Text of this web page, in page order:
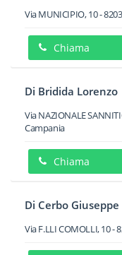
Via MUNICIPIO, 10-
Chiama
Di Bridida Lorenzo
Via NAZIONALE
Campania
Chiama
Di Cerbo Giuseppe
Via F.LLI COMOLLI, 10-